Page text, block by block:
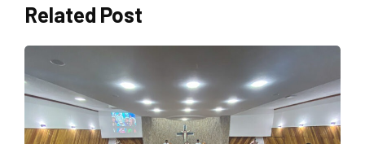
Related Post